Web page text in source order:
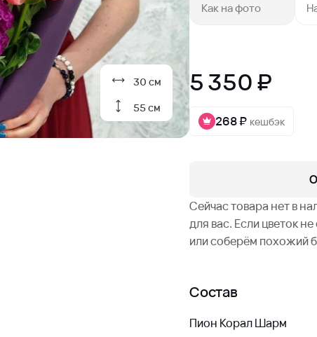
30 см
55 см
Как на фото
5 350 ₽
268 ₽ кешбэк
Сейчас товара нет в
для вас. Если цветок
или соберём похожий
Состав
Пион Корал Шарм